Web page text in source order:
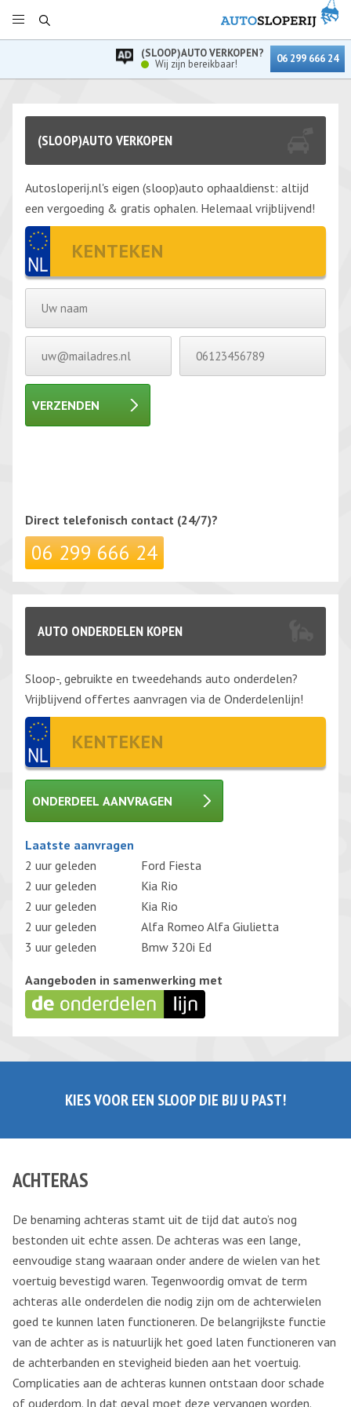
(SLOOP)AUTO VERKOPEN?
Wij zijn bereikbaar!
06 299 666 24
(SLOOP)AUTO VERKOPEN
Autosloperij.nl's eigen (sloop)auto ophaaldienst: altijd
een vergoeding & gratis ophalen. Helemaal vrijblijvend!
VERZENDEN
Direct telefonisch contact (24/7)?
06 299 666 24
AUTO ONDERDELEN KOPEN
Sloop-, gebruikte en tweedehands auto onderdelen?
Vrijblijvend offertes aanvragen via de Onderdelenlijn!
ONDERDEEL AANVRAGEN
Gelieve dit veld leeg te laten.
Laatste aanvragen
2 uur geleden
Ford Fiesta
2 uur geleden
Kia Rio
2 uur geleden
Kia Rio
2 uur geleden
Alfa Romeo Alfa Giulietta
3 uur geleden
Bmw 320i Ed
Aangeboden in samenwerking met
KIES VOOR EEN SLOOP DIE BIJ U PAST!
ACHTERAS
De benaming achteras stamt uit de tijd dat auto’s nog
bestonden uit echte assen. De achteras was een lange,
eenvoudige stang waaraan onder andere de wielen van het
voertuig bevestigd waren. Tegenwoordig omvat de term
achteras alle onderdelen die nodig zijn om de achterwielen
goed te kunnen laten functioneren. De belangrijkste functie
van de achter as is natuurlijk het goed laten functioneren van
de achterbanden en stevigheid bieden aan het voertuig.
Complicaties aan de achteras kunnen ontstaan door schade
of ouderdom. In dat geval moet deze vervangen worden.